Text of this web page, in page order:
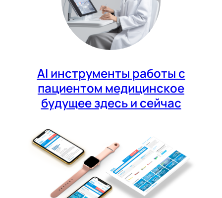
AI инструменты работы с
пациентом медицинское
будущее здесь и сейчас